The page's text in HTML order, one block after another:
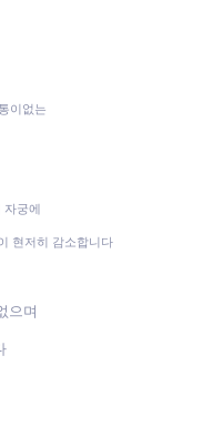
이없는
자궁에
현저히 감소합니다
으며